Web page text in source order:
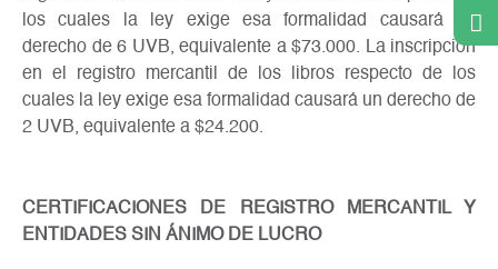
los cuales la ley exige esa formalidad causará un
derecho de 6 UVB, equivalente a $73.000. La inscripción
en el registro mercantil de los libros respecto de los
cuales la ley exige esa formalidad causará un derecho de
2 UVB, equivalente a $24.200.
CERTIFICACIONES DE REGISTRO MERCANTIL Y
ENTIDADES SIN ÁNIMO DE LUCRO